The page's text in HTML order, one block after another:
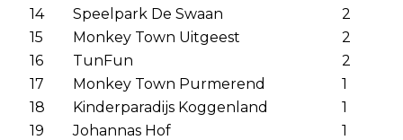
14
Speelpark De Swaan
2
15
Monkey Town Uitgeest
2
16
TunFun
2
17
Monkey Town Purmerend
1
18
Kinderparadijs Koggenland
1
19
Johannas Hof
1